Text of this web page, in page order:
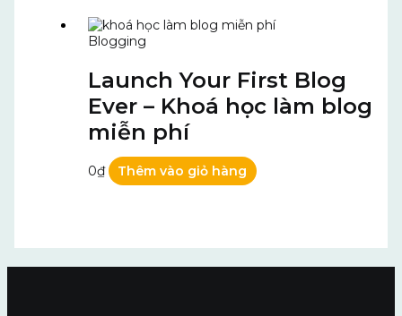
Blogging
Launch Your First Blog
Ever – Khoá học làm blog
miễn phí
0₫ Thêm vào giỏ hàng